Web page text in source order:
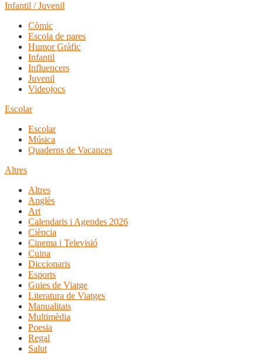
Infantil / Juvenil
Còmic
Escola de pares
Humor Gràfic
Infantil
Influencers
Juvenil
Videojocs
Escolar
Escolar
Música
Quaderns de Vacances
Altres
Altres
Anglès
Art
Calendaris i Agendes 2026
Ciència
Cinema i Televisió
Cuina
Diccionaris
Esports
Guies de Viatge
Literatura de Viatges
Manualitats
Multimèdia
Poesia
Regal
Salut